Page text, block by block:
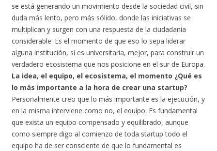
se está generando un movimiento desde la sociedad civil, sin
duda más lento, pero más sólido, donde las iniciativas se
multiplican y surgen con una respuesta de la ciudadanía
considerable. Es el momento de que eso lo sepa liderar
alguna institución, si es universitaria, mejor, para construir un
verdadero ecosistema que nos posicione en el sur de Europa.
La idea, el equipo, el ecosistema, el momento ¿Qué es
lo más importante a la hora de crear una startup?
Personalmente creo que lo más importante es la ejecución, y
en la misma interviene como no, el equipo. Es fundamental
que exista un equipo compensado y equilibrado, aunque
como siempre digo al comienzo de toda startup todo el
equipo ha de ser consciente de que lo fundamental es